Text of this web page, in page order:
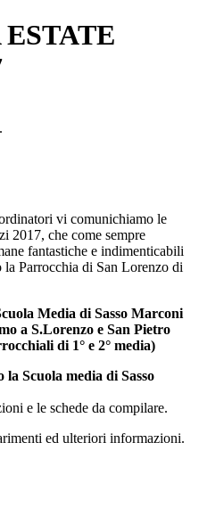
.
vi comunichiamo le
2017, che come sempre
fantastiche e indimenticabili
Parrocchia di San Lorenzo di
Media di Sasso Marconi
a S.Lorenzo e San Pietro
di 1° e 2° media)
la Scuola media di Sasso
e le schede da compilare.
ed ulteriori informazioni.